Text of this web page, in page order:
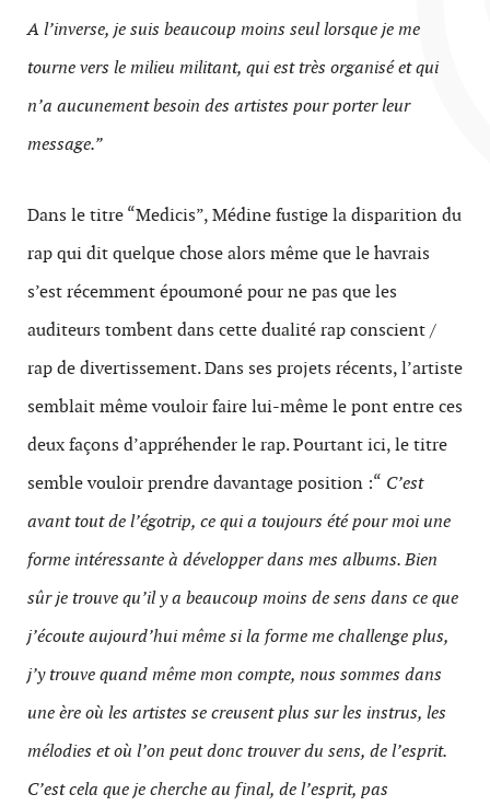
A l’inverse, je suis beaucoup moins seul lorsque je me
tourne vers le milieu militant, qui est très organisé et qui
n’a aucunement besoin des artistes pour porter leur
message.”
Dans le titre “Medicis”, Médine fustige la disparition du
rap qui dit quelque chose alors même que le havrais
s’est récemment époumoné pour ne pas que les
auditeurs tombent dans cette dualité rap conscient /
rap de divertissement. Dans ses projets récents, l’artiste
semblait même vouloir faire lui-même le pont entre ces
deux façons d’appréhender le rap. Pourtant ici, le titre
semble vouloir prendre davantage position :“ C’est
avant tout de l’égotrip, ce qui a toujours été pour moi une
forme intéressante à développer dans mes albums. Bien
sûr je trouve qu’il y a beaucoup moins de sens dans ce que
j’écoute aujourd’hui même si la forme me challenge plus,
j’y trouve quand même mon compte, nous sommes dans
une ère où les artistes se creusent plus sur les instrus, les
mélodies et où l’on peut donc trouver du sens, de l’esprit.
C’est cela que je cherche au final, de l’esprit, pas